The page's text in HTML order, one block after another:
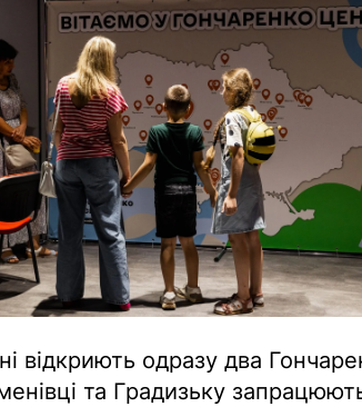
відкриють одразу два
та Градизьку